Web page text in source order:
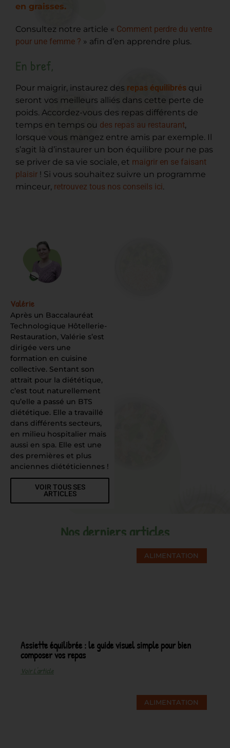
en graisses.
Consultez notre article « Comment perdre du ventre
pour une femme ? » afin d’en apprendre plus.
En bref,
Pour maigrir, instaurez des repas équilibrés qui
seront vos meilleurs alliés dans cette perte de
poids. Accordez-vous des repas différents de
temps en temps ou des repas au restaurant,
lorsque vous mangez entre amis par exemple. Il
s’agit là d’instaurer un bon équilibre pour ne pas
se priver de sa vie sociale, et maigrir en se faisant
plaisir ! Si vous souhaitez suivre un programme
minceur, retrouvez tous nos conseils ici.
Valérie
Après un Baccalauréat
Technologique Hôtellerie-
Restauration, Valérie s’est
dirigée vers une
formation en cuisine
collective. Sentant son
attrait pour la diététique,
c’est tout naturellement
qu’elle a passé un BTS
diététique. Elle a travaillé
dans différents secteurs,
en milieu hospitalier mais
aussi en spa. Elle est une
des premières et plus
anciennes diététiciennes !
VOIR TOUS SES
ARTICLES
Nos derniers articles
ALIMENTATION
Assiette équilibrée : le guide visuel simple pour bien
composer vos repas
Voir L'article
ALIMENTATION